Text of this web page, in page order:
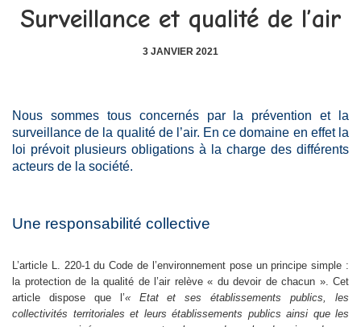
Surveillance et qualité de l’air
3 JANVIER 2021
Nous sommes tous concernés par la prévention et la
surveillance de la qualité de l’air. En ce domaine en effet la
loi prévoit plusieurs obligations à la charge des différents
acteurs de la société.
Une responsabilité collective
L’article L. 220-1 du Code de l’environnement pose un principe simple :
la protection de la qualité de l’air relève « du devoir de chacun ». Cet
article dispose que l’« Etat et ses établissements publics, les
collectivités territoriales et leurs établissements publics ainsi que les